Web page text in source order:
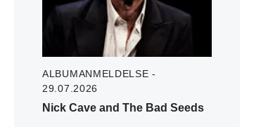
ALBUMANMELDELSE -
29.07.2026
Nick Cave and The Bad Seeds